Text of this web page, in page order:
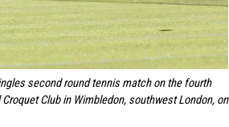
second round tennis match on the fourth
Club in Wimbledon, southwest London, on